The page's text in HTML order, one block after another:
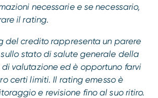
necessarie e se necessario,
il rating.
del credito rappresenta un parere
stato di salute generale della
valutazione ed è opportuno farvi
certi limiti. Il rating emesso è
e revisione fino al suo ritiro.